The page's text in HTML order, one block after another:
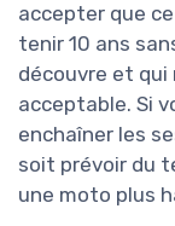
accepter que
tenir 10 ans
découvre et
acceptable. Si
enchaîner les
soit prévoir du
une moto plus